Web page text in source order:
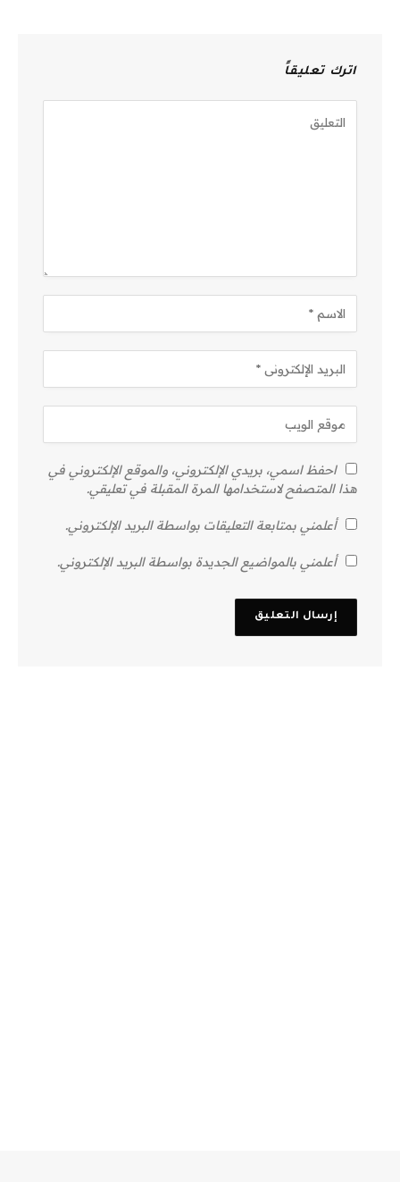
اترك تعليقاً
احفظ اسمي، بريدي الإلكتروني، والموقع الإلكتروني في
هذا المتصفح لاستخدامها المرة المقبلة في تعليقي.
أعلمني بمتابعة التعليقات بواسطة البريد الإلكتروني.
أعلمني بالمواضيع الجديدة بواسطة البريد الإلكتروني.